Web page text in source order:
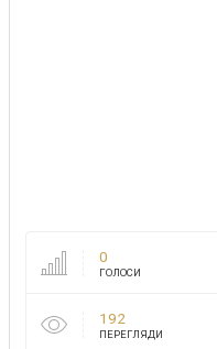
0
ГОЛОСИ
192
ПЕРЕГЛЯДИ